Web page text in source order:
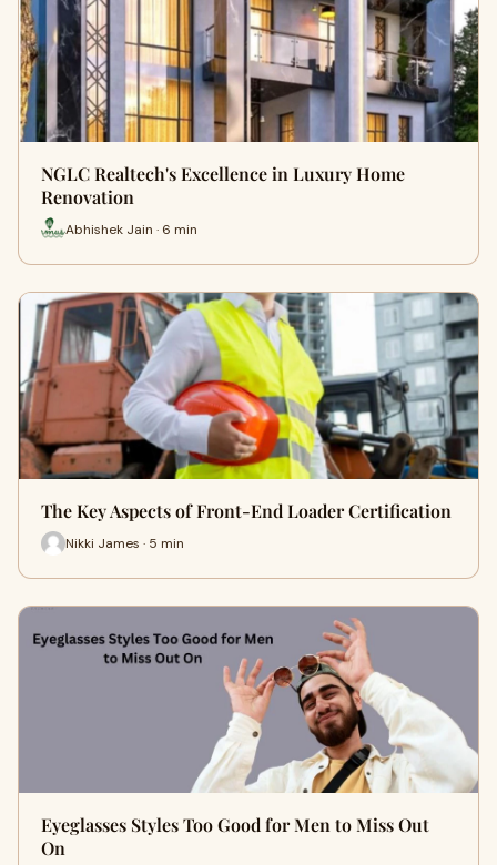
NGLC Realtech's Excellence in Luxury Home
Renovation
Abhishek Jain · 6 min
The Key Aspects of Front-End Loader Certification
Nikki James · 5 min
Eyeglasses Styles Too Good for Men to Miss Out
On